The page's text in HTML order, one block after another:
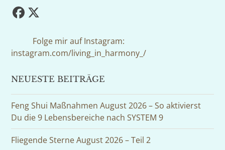
Facebook
Twitter
Folge mir auf Instagram:
instagram.com/living_in_harmony_/
NEUESTE BEITRÄGE
Feng Shui Maßnahmen August 2026 – So aktivierst
Du die 9 Lebensbereiche nach SYSTEM 9
Fliegende Sterne August 2026 – Teil 2